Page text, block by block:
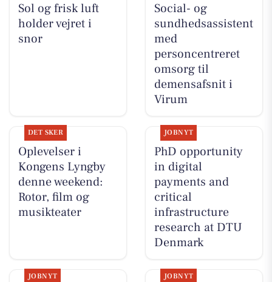
Sol og frisk luft
holder vejret i
snor
Social- og
sundhedsassistent
med
personcentreret
omsorg til
demensafsnit i
Virum
DET SKER
Oplevelser i
Kongens Lyngby
denne weekend:
Rotor, film og
musikteater
JOBNYT
PhD opportunity
in digital
payments and
critical
infrastructure
research at DTU
Denmark
JOBNYT JOBNYT